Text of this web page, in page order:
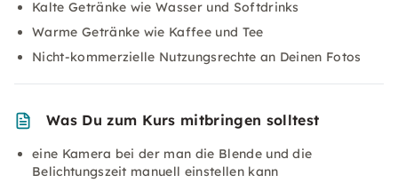
Kalte Getränke wie Wasser und Softdrinks
Warme Getränke wie Kaffee und Tee
Nicht-kommerzielle Nutzungsrechte an Deinen Fotos
Was Du zum Kurs mitbringen solltest
eine Kamera bei der man die Blende und die
Belichtungszeit manuell einstellen kann